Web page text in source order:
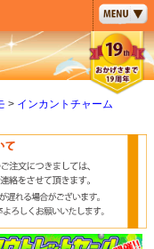
インカントチャーム
ペー
ジト
ップ
へ